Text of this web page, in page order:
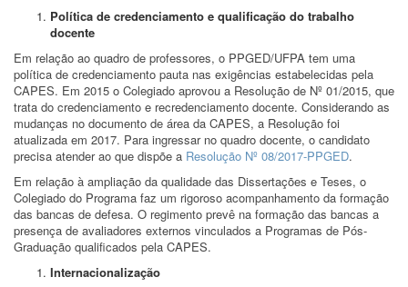
Política de credenciamento e qualificação do trabalho
docente
Em relação ao quadro de professores, o PPGED/UFPA tem uma
política de credenciamento pauta nas exigências estabelecidas pela
CAPES. Em 2015 o Colegiado aprovou a Resolução de Nº 01/2015, que
trata do credenciamento e recredenciamento docente. Considerando as
mudanças no documento de área da CAPES, a Resolução foi
atualizada em 2017. Para ingressar no quadro docente, o candidato
precisa atender ao que dispõe a Resolução Nº 08/2017-PPGED.
Em relação à ampliação da qualidade das Dissertações e Teses, o
Colegiado do Programa faz um rigoroso acompanhamento da formação
das bancas de defesa. O regimento prevê na formação das bancas a
presença de avaliadores externos vinculados a Programas de Pós-
Graduação qualificados pela CAPES.
Internacionalização